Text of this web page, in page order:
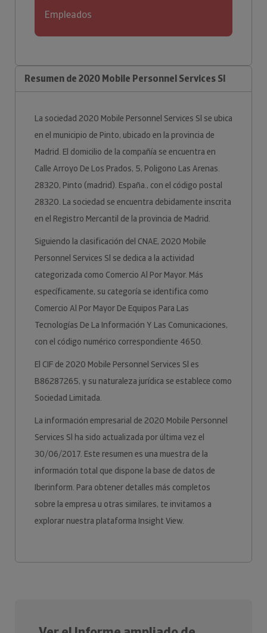
Empleados
Resumen de 2020 Mobile Personnel Services Sl
La sociedad 2020 Mobile Personnel Services Sl se ubica
en el municipio de Pinto, ubicado en la provincia de
Madrid. El domicilio de la compañía se encuentra en
Calle Arroyo De Los Prados, 5, Poligono Las Arenas.
28320, Pinto (madrid). España., con el código postal
28320. La sociedad se encuentra debidamente inscrita
en el Registro Mercantil de la provincia de Madrid.
Siguiendo la clasificación del CNAE, 2020 Mobile
Personnel Services Sl se dedica a la actividad
categorizada como Comercio Al Por Mayor. Más
específicamente, su categoría se identifica como
Comercio Al Por Mayor De Equipos Para Las
Tecnologías De La Información Y Las Comunicaciones,
con el código numérico correspondiente 4650.
El CIF de 2020 Mobile Personnel Services Sl es
B86287265, y su naturaleza jurídica se establece como
Sociedad Limitada.
La información empresarial de 2020 Mobile Personnel
Services Sl ha sido actualizada por última vez el
30/06/2017. Este resumen es una muestra de la
información total que dispone la base de datos de
Iberinform. Para obtener detalles más completos
sobre la empresa u otras similares, te invitamos a
explorar nuestra plataforma Insight View.